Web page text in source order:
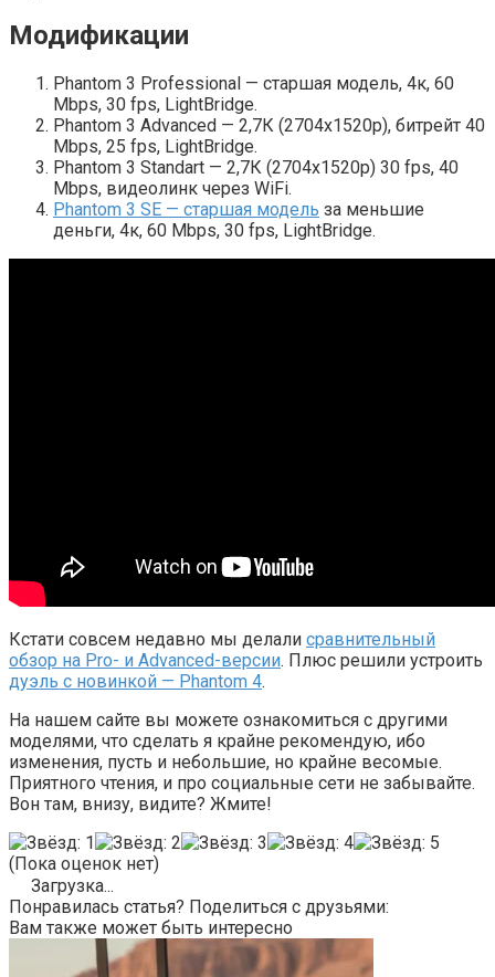
Модификации
Phantom 3 Professional — старшая модель, 4к, 60
Mbps, 30 fps, LightBridge.
Phantom 3 Advanced — 2,7К (2704x1520p), битрейт 40
Mbps, 25 fps, LightBridge.
Phantom 3 Standart — 2,7К (2704x1520p) 30 fps, 40
Mbps, видеолинк через WiFi.
Phantom 3 SE — старшая модель за меньшие
деньги, 4к, 60 Mbps, 30 fps, LightBridge.
Кстати совсем недавно мы делали сравнительный
обзор на Pro- и Advanced-версии. Плюс решили устроить
дуэль с новинкой — Phantom 4.
На нашем сайте вы можете ознакомиться с другими
моделями, что сделать я крайне рекомендую, ибо
изменения, пусть и небольшие, но крайне весомые.
Приятного чтения, и про социальные сети не забывайте.
Вон там, внизу, видите? Жмите!
(Пока оценок нет)
Загрузка...
Понравилась статья? Поделиться с друзьями:
Вам также может быть интересно